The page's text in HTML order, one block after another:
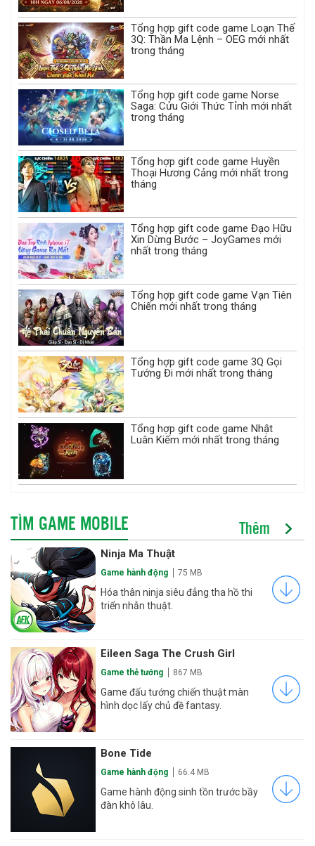
Tổng hợp gift code game Loạn Thế
3Q: Thần Ma Lệnh – OEG mới nhất
trong tháng
Tổng hợp gift code game Norse
Saga: Cửu Giới Thức Tỉnh mới nhất
trong tháng
Tổng hợp gift code game Huyền
Thoại Hương Cảng mới nhất trong
tháng
Tổng hợp gift code game Đạo Hữu
Xin Dừng Bước – JoyGames mới
nhất trong tháng
Tổng hợp gift code game Vạn Tiên
Chiến mới nhất trong tháng
Tổng hợp gift code game 3Q Gọi
Tướng Đi mới nhất trong tháng
Tổng hợp gift code game Nhật
Luân Kiếm mới nhất trong tháng
TÌM GAME MOBILE Thêm
Ninja Ma Thuật
Game hành động 75 MB
Hóa thân ninja siêu đẳng tha hồ thi
triển nhẫn thuật.
Eileen Saga The Crush Girl
Game thẻ tướng 867 MB
Game đấu tướng chiến thuật màn
hình dọc lấy chủ đề fantasy.
Bone Tide
Game hành động 66.4 MB
Game hành động sinh tồn trước bầy
đàn khô lâu.